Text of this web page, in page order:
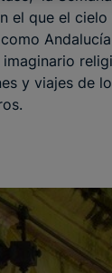
el que el
y viajes de